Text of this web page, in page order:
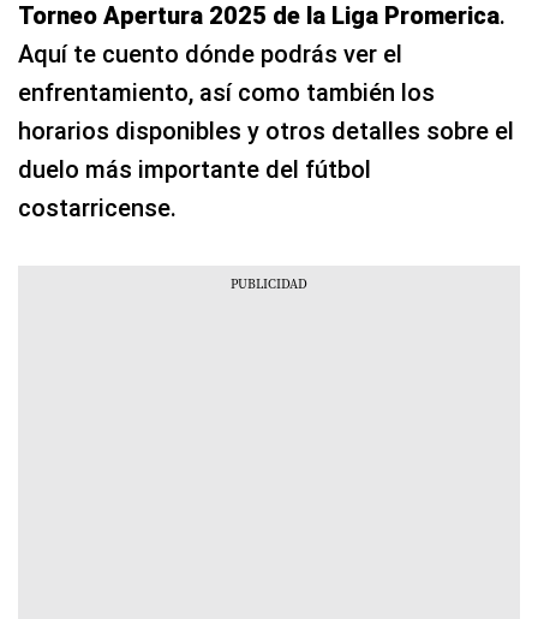
Torneo Apertura 2025 de la Liga Promerica.
Aquí te cuento dónde podrás ver el
enfrentamiento, así como también los
horarios disponibles y otros detalles sobre el
duelo más importante del fútbol
costarricense.